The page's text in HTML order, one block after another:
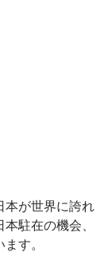
本が世界に誇れ
駐在の機会、
す。